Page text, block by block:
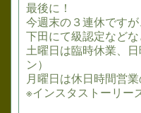
最後に！
今週末の３連休ですが
下田にて級認定などな
土曜日は臨時休業、
ン）
月曜日は休日時間営
※インスタストーリー